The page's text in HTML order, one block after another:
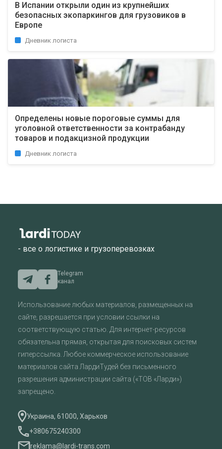
В Испании открыли один из крупнейших
безопасных экопаркингов для грузовиков в
Европе
Дневник логиста
Определены новые пороговые суммы для
уголовной ответственности за контрабанду
товаров и подакцизной продукции
Дневник логиста
- все о логистике и грузоперевозках
Telegram
канал
Использование любых материалов, размещенных на
сайте, разрешается при условии ссылки на
соответствующую статью. Для интернет-ресурсов
обязательна прямая, открытая для поисковых систем
гиперссылка. Любое коммерческое использование
материалов сайта ЛардиТудей без письменного
разрешения администрации сайта («ТОВ «Ларди»)
запрещено.
Украина, 61000, Харьков
+380675240300
reklama@lardi-trans.com